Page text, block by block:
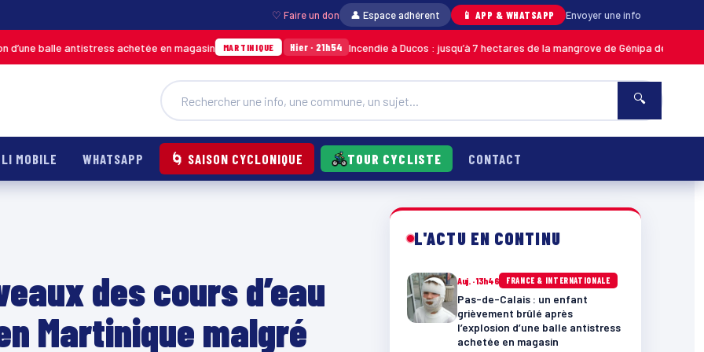
♡ Faire un don 👤 Espace adhérent 📱 APP & WHATSAPP Envoyer une info
antistress achetée en magasin MARTINIQUE Hier · 21h54 Incendie à Ducos : jusqu’à 7 hectares de la mangrove de Génipa détruits, le feu
🔍
MOBILE WHATSAPP 🌀 SAISON CYCLONIQUE TOUR CYCLISTE CONTACT
des cours d’eau
Martinique malgré
L'ACTU EN CONTINU
Auj. · 13h46 FRANCE & INTERNATIONALE
Pas-de-Calais : un enfant
grièvement brûlé après
l’explosion d’une balle antistress
achetée en magasin